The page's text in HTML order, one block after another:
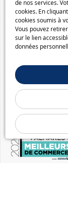
de nos services.
cookies. En
cookies soumis à
Vous pouvez
sur le lien
données